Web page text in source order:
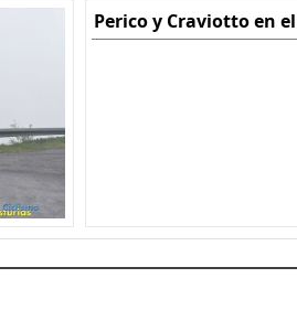
Perico y Craviotto en